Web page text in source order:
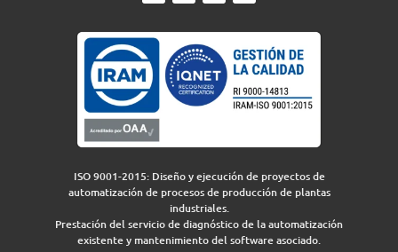
ISO 9001-2015: Diseño y ejecución de proyectos de
automatización de procesos de producción de plantas
industriales.
Prestación del servicio de diagnóstico de la automatización
existente y mantenimiento del software asociado.